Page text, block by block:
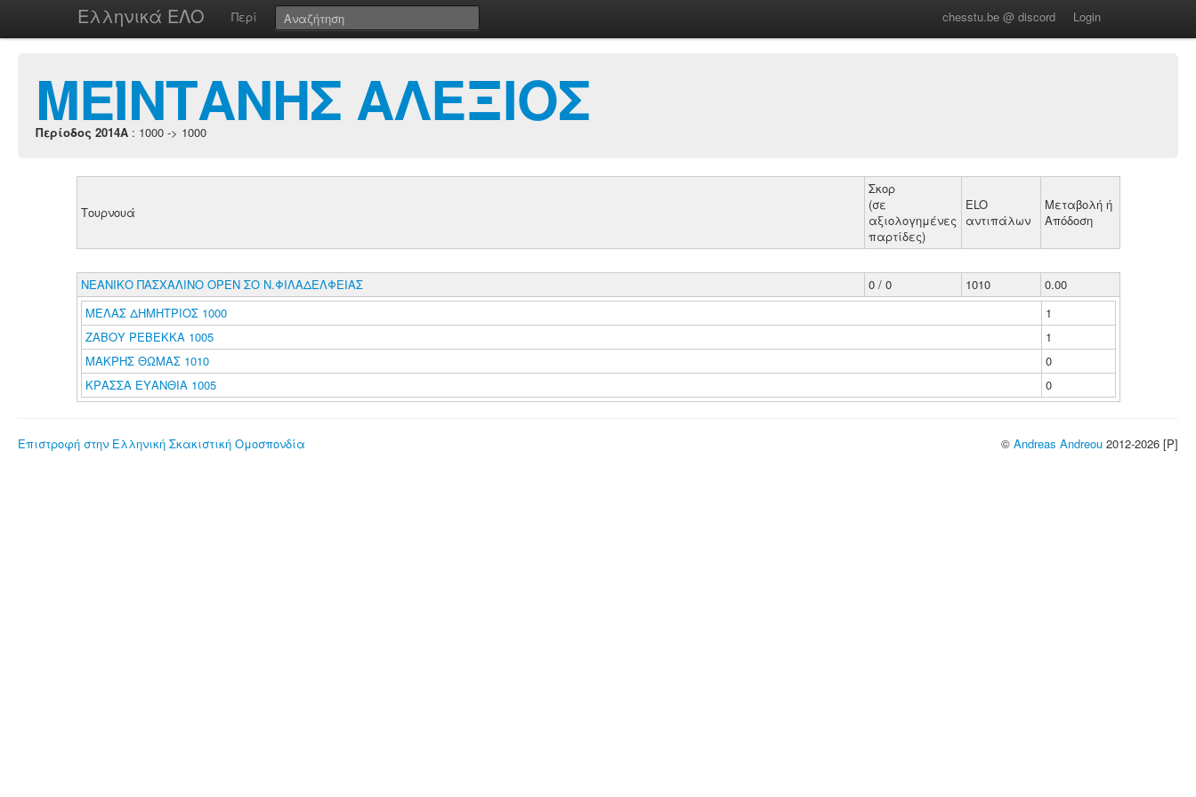
Ελληνικά ΕΛΟ Περί chesstu.be @ discord Login
ΜΕΪΝΤΑΝΗΣ ΑΛΕΞΙΟΣ
Περίοδος 2014A : 1000 -> 1000
Τουρνουά
Σκορ
(σε
αξιολογημένες
παρτίδες)
ELO
αντιπάλων
Μεταβολή ή
Απόδοση
ΝΕΑΝΙΚΟ ΠΑΣΧΑΛΙΝΟ ΟΡΕΝ ΣΟ Ν.ΦΙΛΑΔΕΛΦΕΙΑΣ 0 / 0 1010
0.00
ΜΕΛΑΣ ΔΗΜΗΤΡΙΟΣ 1000
1
ΖΑΒΟΥ ΡΕΒΕΚΚΑ 1005
1
ΜΑΚΡΗΣ ΘΩΜΑΣ 1010
0
ΚΡΑΣΣΑ ΕΥΑΝΘΙΑ 1005
0
Επιστροφή στην Ελληνική Σκακιστική Ομοσπονδία © Andreas Andreou 2012-2026 [P]